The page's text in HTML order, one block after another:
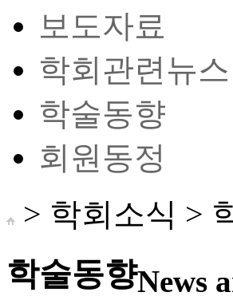
보도자료
학회관련뉴스
학술동향
회원동정
> 학회소식 >
학술동향News